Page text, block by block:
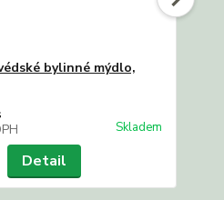
bylinné mýdlo,
Skladem
Detail